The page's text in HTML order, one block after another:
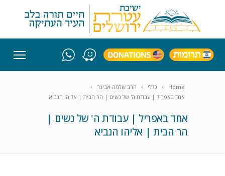
Home כללי
הרב שלמה אבינר
אחד באפריל | עבודת ה' של נשים | הר הבית | אליהו הנביא
אחד באפריל | עבודת ה' של נשים |
הר הבית | אליהו הנביא